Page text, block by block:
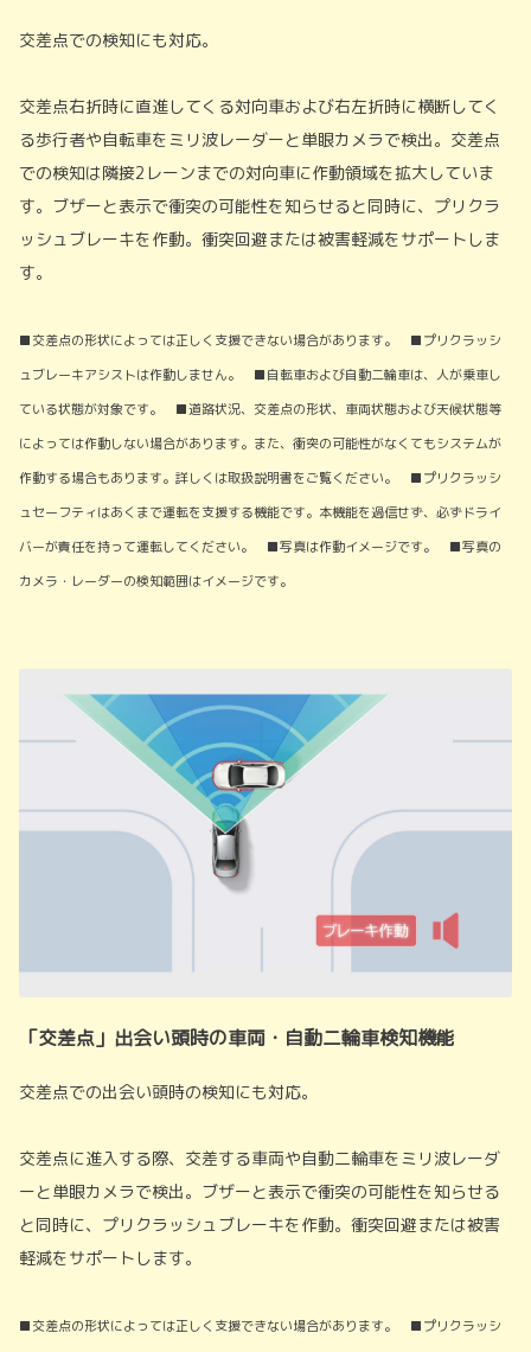
交差点での検知にも対応。
交差点右折時に直進してくる対向車および右左折時に横断してく
る歩行者や自転車をミリ波レーダーと単眼カメラで検出。交差点
での検知は隣接2レーンまでの対向車に作動領域を拡大していま
す。ブザーと表示で衝突の可能性を知らせると同時に、プリクラ
ッシュブレーキを作動。衝突回避または被害軽減をサポートしま
す。
■交差点の形状によっては正しく支援できない場合があります。 ■プリクラッシ
ュブレーキアシストは作動しません。 ■自転車および自動二輪車は、人が乗車し
ている状態が対象です。 ■道路状況、交差点の形状、車両状態および天候状態等
によっては作動しない場合があります。また、衝突の可能性がなくてもシステムが
作動する場合もあります。詳しくは取扱説明書をご覧ください。 ■プリクラッシ
ュセーフティはあくまで運転を支援する機能です。本機能を過信せず、必ずドライ
バーが責任を持って運転してください。 ■写真は作動イメージです。 ■写真の
カメラ・レーダーの検知範囲はイメージです。
「交差点」出会い頭時の車両・自動二輪車検知機能
交差点での出会い頭時の検知にも対応。
交差点に進入する際、交差する車両や自動二輪車をミリ波レーダ
ーと単眼カメラで検出。ブザーと表示で衝突の可能性を知らせる
と同時に、プリクラッシュブレーキを作動。衝突回避または被害
軽減をサポートします。
■交差点の形状によっては正しく支援できない場合があります。 ■プリクラッシ